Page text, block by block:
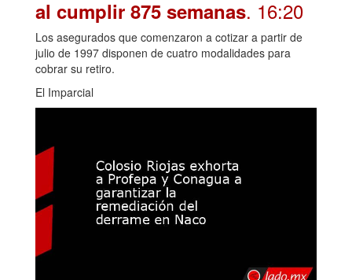
al cumplir 875 semanas. 16:20
Los asegurados que comenzaron a cotizar a partir de
julio de 1997 disponen de cuatro modalidades para
cobrar su retiro.
El Imparcial